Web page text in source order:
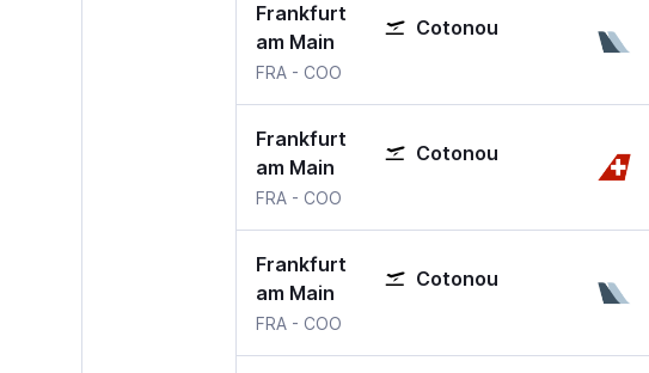
Frankfurt
am Main
Cotonou
FRA- COO
Frankfurt
am Main
Cotonou
FRA- COO
Frankfurt
am Main
Cotonou
FRA- COO